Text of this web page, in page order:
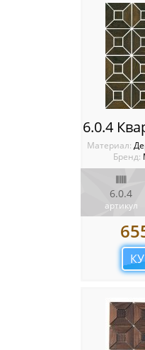
Материал:
Бренд:
6.0.4
артикул